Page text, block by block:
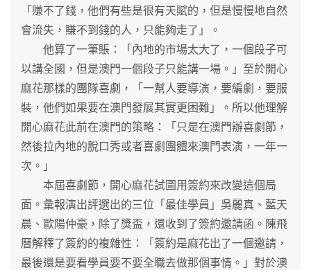
「賺不了錢，他們有些是很有天賦的，但是慢慢地自然
會流失，賺不到錢的人，只能夠走了」。
他算了一筆賬：「內地的市場太大了，一個段子可
以講全國，但是澳門一個段子只能講一場。」至於開心
麻花那樣的團隊喜劇，「一幫人要導演，要編劇，要服
裝，他們如果要在澳門發展其實更困難」。所以他理解
開心麻花此前在澳門的策略：「只是在澳門辦喜劇節，
然後拉內地的脫口秀或者喜劇團體來澳門表演，一年一
次。」
本屆喜劇節，開心麻花試圖用簽約來改變這個局
面。彙報演出評選出的三位「最佳學員」吳麗真、藍天
晨、歐陽仲豪，除了獎盃，還收到了簽約邀請函。陳飛
曆解釋了簽約的複雜性：「簽約是麻花出了一個邀請，
最後還是要看學員要不要全職去做那個事情。」對於澳